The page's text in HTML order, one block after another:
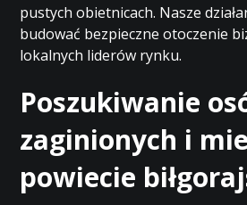
pustych obietnicach. Nasze
budować bezpieczne otoczenie
lokalnych liderów rynku.
Poszukiwanie
zaginionych i
powiecie